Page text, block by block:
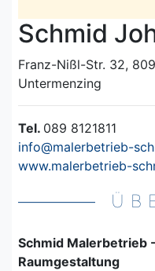
Schmid
Franz-Nißl-Str. 32,
Untermenzing
Tel. 089 8121811
info@malerbetrieb-
www.malerbetrieb-
Schmid Malerbetrieb
Raumgestaltung